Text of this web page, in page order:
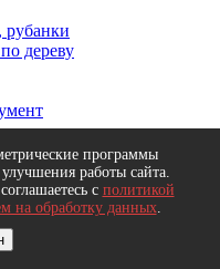
рубанки
дереву
угломеры
кюветы
программы
работы сайта.
с политикой
на обработку данных.